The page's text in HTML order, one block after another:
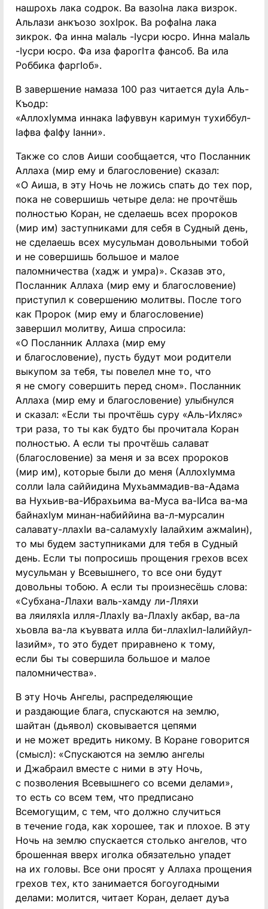
нашрохь лака содрок. Ва вазоIна лака визрок.
Альлази анкъозо зохIрок. Ва рофаIна лака
зикрок. Фа инна маIаль -Iусри юсро. Инна маIаль
-Iусри юсро. Фа иза фарогIта фансоб. Ва ила
Роббика фаргIоб».
В завершение намаза 100 раз читается дуIа Аль-
Къодр:
«АллохIумма иннака Iафуввун каримун тухиббул-
Iафва фаIфу Iанни».
Также со слов Аиши сообщается, что Посланник
Аллаха (мир ему и благословение) сказал:
«О Аиша, в эту Ночь не ложись спать до тех пор,
пока не совершишь четыре дела: не прочтёшь
полностью Коран, не сделаешь всех пророков
(мир им) заступниками для себя в Судный день,
не сделаешь всех мусульман довольными тобой
и не совершишь большое и малое
паломничества (хадж и умра)». Сказав это,
Посланник Аллаха (мир ему и благословение)
приступил к совершению молитвы. После того
как Пророк (мир ему и благословение)
завершил молитву, Аиша спросила:
«О Посланник Аллаха (мир ему
и благословение), пусть будут мои родители
выкупом за тебя, ты повелел мне то, что
я не смогу совершить перед сном». Посланник
Аллаха (мир ему и благословение) улыбнулся
и сказал: «Если ты прочтёшь суру «Аль-Ихляс»
три раза, то ты как будто бы прочитала Коран
полностью. А если ты прочтёшь салават
(благословение) за меня и за всех пророков
(мир им), которые были до меня (АллохIумма
солли Iала саййидина Мухьаммадив-ва-Адама
ва Нухьив-ва-Ибрахьима ва-Муса ва-IИса ва-ма
байнахIум минан-набиййина ва-л-мурсалин
салавату-ллахIи ва-саламухIу Iалайхим ажмаIин),
то мы будем заступниками для тебя в Судный
день. Если ты попросишь прощения грехов всех
мусульман у Всевышнего, то все они будут
довольны тобою. А если ты произнесёшь слова:
«Субхана-Ллахи валь-хамду ли-Лляхи
ва ляиляхIа илля-ЛлахIу ва-ЛлахIу акбар, ва-ла
хьовла ва-ла къуввата илла би-ллахIил-Iалиййул-
Iазийм», то это будет приравнено к тому,
если бы ты совершила большое и малое
паломничества».
В эту Ночь Ангелы, распределяющие
и раздающие блага, спускаются на землю,
шайтан (дьявол) сковывается цепями
и не может вредить никому. В Коране говорится
(смысл): «Спускаются на землю ангелы
и Джабраил вместе с ними в эту Ночь,
с позволения Всевышнего со всеми делами»,
то есть со всем тем, что предписано
Всемогущим, с тем, что должно случиться
в течение года, как хорошее, так и плохое. В эту
Ночь на землю спускается столько ангелов, что
брошенная вверх иголка обязательно упадет
на их головы. Все они просят у Аллаха прощения
грехов тех, кто занимается богоугодными
делами: молится, читает Коран, делает дуъа